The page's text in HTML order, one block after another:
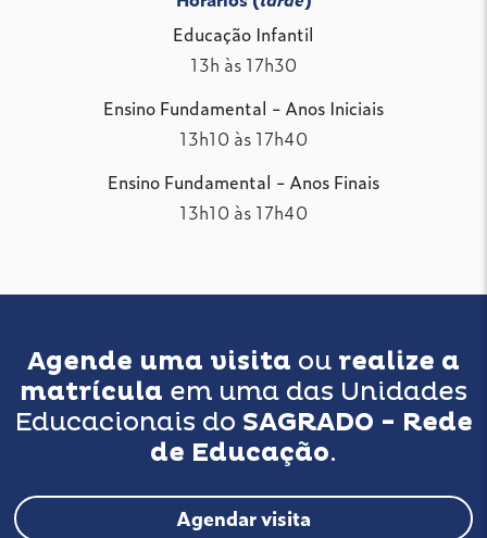
Educação Infantil
13h às 17h30
Ensino Fundamental - Anos Iniciais
13h10 às 17h40
Ensino Fundamental - Anos Finais
13h10 às 17h40
Agende uma visita ou realize a
matrícula em uma das Unidades
Educacionais do SAGRADO - Rede
de Educação.
Agendar visita